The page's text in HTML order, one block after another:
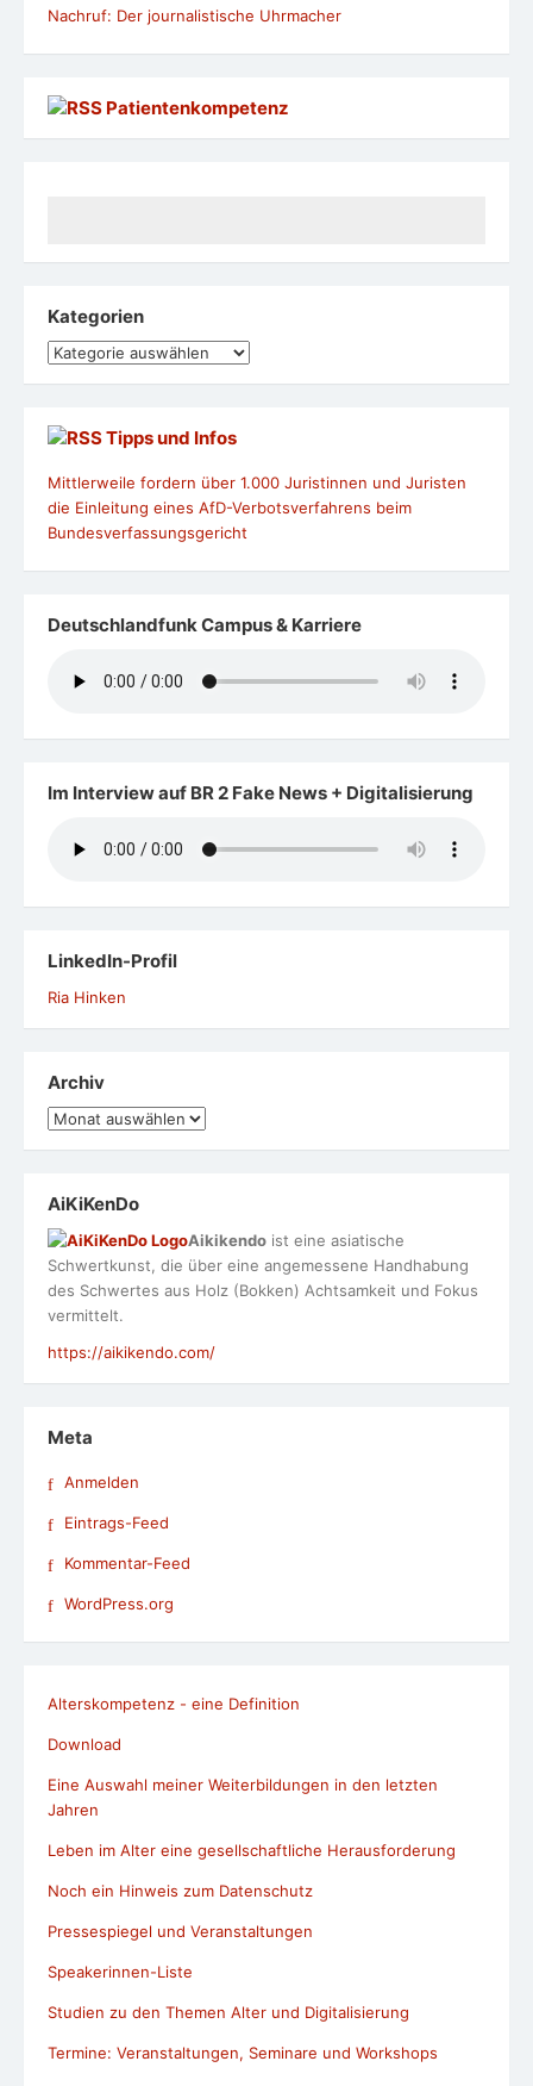
Nachruf: Der journalistische Uhrmacher
Patientenkompetenz
Kategorien
Kategorien
Tipps und Infos
Mittlerweile fordern über 1.000 Juristinnen und Juristen
die Einleitung eines AfD-Verbotsverfahrens beim
Bundesverfassungsgericht
Deutschlandfunk Campus & Karriere
Im Interview auf BR 2 Fake News + Digitalisierung
LinkedIn-Profil
Ria Hinken
Archiv
Archiv
AiKiKenDo
Aikikendo ist eine asiatische
Schwertkunst, die über eine angemessene Handhabung
des Schwertes aus Holz (Bokken) Achtsamkeit und Fokus
vermittelt.
https://aikikendo.com/
Meta
Anmelden
Eintrags-Feed
Kommentar-Feed
WordPress.org
Alterskompetenz - eine Definition
Download
Eine Auswahl meiner Weiterbildungen in den letzten
Jahren
Leben im Alter eine gesellschaftliche Herausforderung
Noch ein Hinweis zum Datenschutz
Pressespiegel und Veranstaltungen
Speakerinnen-Liste
Studien zu den Themen Alter und Digitalisierung
Termine: Veranstaltungen, Seminare und Workshops